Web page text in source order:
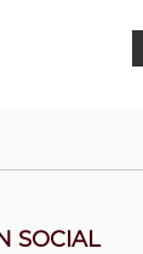
SOCIAL